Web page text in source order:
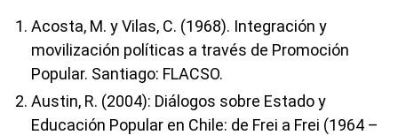
Acosta, M. y Vilas, C. (1968). Integración y
movilización políticas a través de Promoción
Popular. Santiago: FLACSO.
Austin, R. (2004): Diálogos sobre Estado y
Educación Popular en Chile: de Frei a Frei (1964 –